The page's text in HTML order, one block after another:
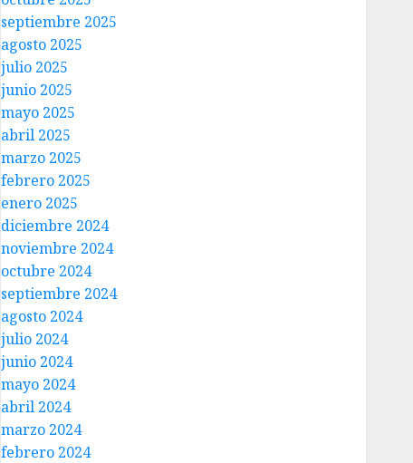
septiembre 2025
agosto 2025
julio 2025
junio 2025
mayo 2025
abril 2025
marzo 2025
febrero 2025
enero 2025
diciembre 2024
noviembre 2024
octubre 2024
septiembre 2024
agosto 2024
julio 2024
junio 2024
mayo 2024
abril 2024
marzo 2024
febrero 2024